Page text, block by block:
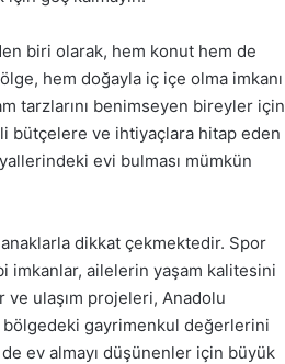
biri olarak, hem konut hem de
hem doğayla iç içe olma imkanı
tarzlarını benimseyen bireyler için
bütçelere ve ihtiyaçlara hitap eden
evi bulması mümkün
dikkat çekmektedir. Spor
imkanlar, ailelerin yaşam kalitesini
ve ulaşım projeleri, Anadolu
bölgedeki gayrimenkul değerlerini
ev almayı düşünenler için büyük